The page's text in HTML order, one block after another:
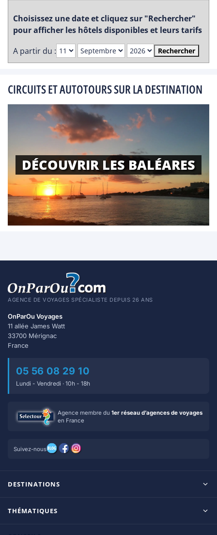
Choisissez une date et cliquez sur "Rechercher"
pour afficher les hôtels disponibles et leurs tarifs
A partir du :
Rechercher
CIRCUITS ET AUTOTOURS SUR LA DESTINATION
DÉCOUVRIR LES BALÉARES
AGENCE DE VOYAGES SPÉCIALISTE DEPUIS 26 ANS
OnParOu Voyages
11 allée James Watt
33700 Mérignac
France
05 56 08 29 10
Lundi - Vendredi · 10h - 18h
Agence membre du 1er réseau d’agences de voyages
en France
Suivez-nous
DESTINATIONS
THÉMATIQUES